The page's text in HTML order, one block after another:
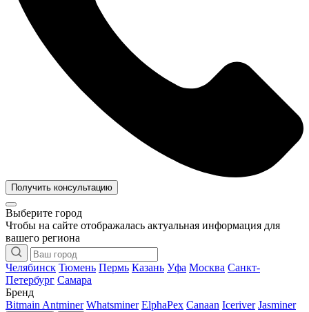
Получить консультацию
Выберите город
Чтобы на сайте отображалась актуальная информация для
вашего региона
Челябинск Тюмень Пермь Казань Уфа Москва Санкт-
Петербург Самара
Бренд
Bitmain Antminer Whatsminer ElphaPex Canaan Iceriver Jasminer